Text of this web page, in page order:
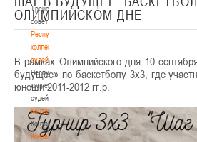
Тренерский
совет
Республиканская
коллегия
судей
Республиканская
коллегия
судей
Контакты
Контакты
Контакты
ОЛИМПИЙСКОМ ДНЕ
В рамках Олимпийского дня 10
будущее» по баскетболу 3х3, где
юноши 2011-2012 гг.р.